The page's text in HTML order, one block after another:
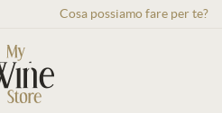
Cosa possiamo fare per te?